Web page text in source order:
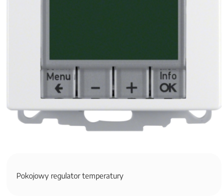
Pokojowy regulator temperatury